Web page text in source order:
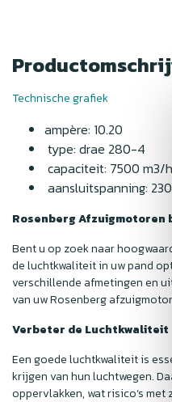
Technische grafiek
ampère: 10.20
type: drae 280-4
capaciteit: 7500 m3/h
aansluitspanning:
Rosenberg Afzuigmotoren
Bent u op zoek naar
de luchtkwaliteit in uw pand
verschillende afmetingen en
van uw Rosenberg
Verbeter de Luchtkwaliteit
Een goede luchtkwaliteit is
krijgen van hun luchtwegen.
oppervlakken, wat risico’s